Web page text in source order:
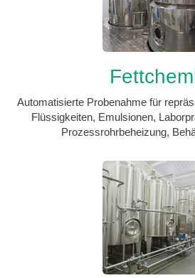
Automatisierte Probenahme für
Flüssigkeiten, Emulsionen,
Prozessrohrbeheizung,